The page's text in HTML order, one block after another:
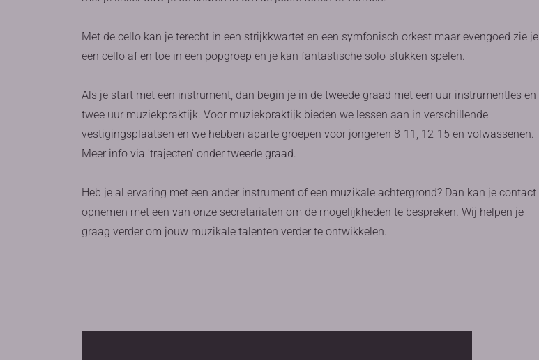
Met de cello kan je terecht in een strijkkwartet en een symfonisch orkest maar evengoed zie je
een cello af en toe in een popgroep en je kan fantastische solo-stukken spelen.
Als je start met een instrument, dan begin je in de tweede graad met een uur instrumentles en
twee uur muziekpraktijk. Voor muziekpraktijk bieden we lessen aan in verschillende
vestigingsplaatsen en we hebben aparte groepen voor jongeren 8-11, 12-15 en volwassenen.
Meer info via 'trajecten' onder tweede graad.
Heb je al ervaring met een ander instrument of een muzikale achtergrond? Dan kan je contact
opnemen met een van onze secretariaten om de mogelijkheden te bespreken. Wij helpen je
graag verder om jouw muzikale talenten verder te ontwikkelen.